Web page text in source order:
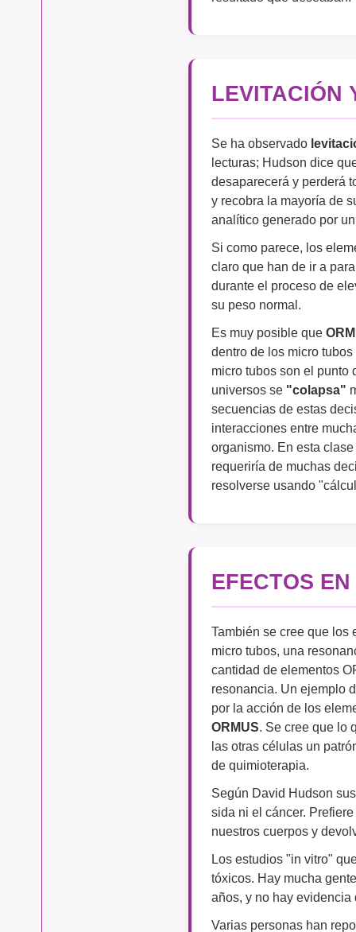
LEVITACIÓN
Se ha observado
lecturas; Hudson dice
desaparecerá y perderá
y recobra la mayoría de
analítico generado por
Si como parece, los
claro que han de ir a
durante el proceso de
su peso normal.
Es muy posible que
dentro de los micro
micro tubos son el punto
universos se "colapsa"
secuencias de estas
interacciones entre
organismo. En esta
requeriría de muchas
resolverse usando
EFECTOS
También se cree que los
micro tubos, una
cantidad de elementos
resonancia. Un ejemplo
por la acción de los
ORMUS. Se cree que lo
las otras células un
de quimioterapia.
Según David Hudson
sida ni el cáncer.
nuestros cuerpos y
Los estudios "in vitro"
tóxicos. Hay mucha
años, y no hay
Varias personas han